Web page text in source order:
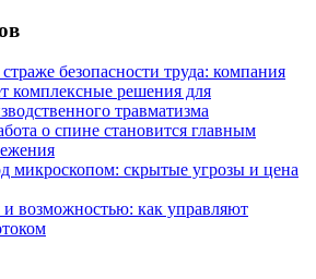
безопасности труда: компания
комплексные решения для
травматизма
о спине становится главным
микроскопом: скрытые угрозы и цена
и возможностью: как управляют